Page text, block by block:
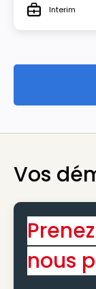
TypeInterim
Vos
nous